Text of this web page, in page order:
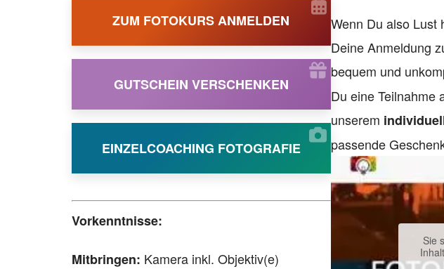
ZUM FOTOKURS ANMELDEN
GUTSCHEIN VERSCHENKEN
EINZELCOACHING FOTOGRAFIE
Vorkenntnisse:
Mitbringen: Kamera inkl. Objektiv(e)
Wenn Du also Lust
Deine Anmeldung
bequem und
Du eine Teilnahme
unserem
passende
Sie